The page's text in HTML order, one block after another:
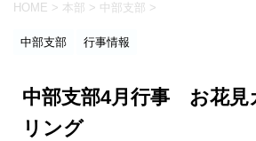
HOME > 本部 > 中部支部 >
中部支部 行事情報
中部支部4月行事 お花見
リング